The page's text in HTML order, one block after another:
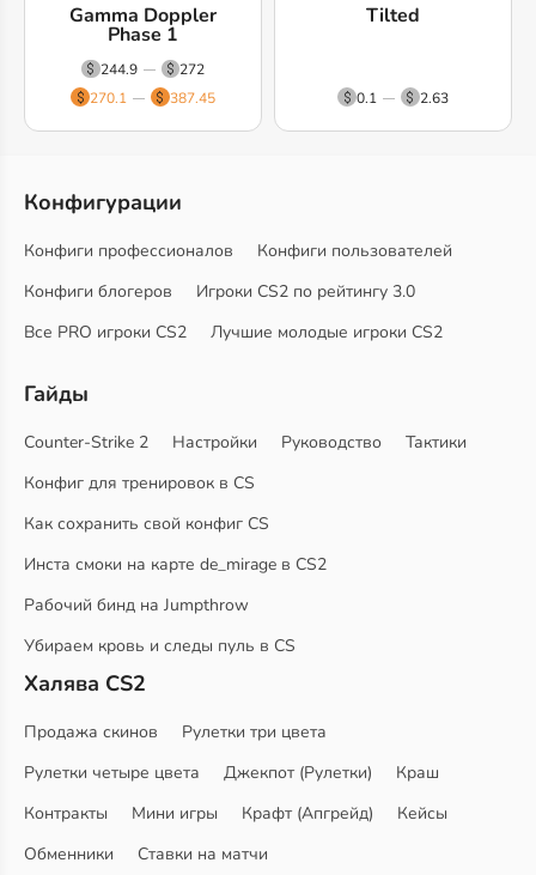
Gamma Doppler
Phase 1
244.9
272
270.1
387.45
Tilted
0.1 2.63
Конфигурации
Конфиги профессионалов
Конфиги пользователей
Конфиги блогеров
Игроки CS2 по рейтингу 3.0
Все PRO игроки CS2
Лучшие молодые игроки CS2
Гайды
Counter-Strike 2 Настройки Руководство
Тактики
Конфиг для тренировок в CS
Как сохранить свой конфиг CS
Инста смоки на карте de_mirage в CS2
Рабочий бинд на Jumpthrow
Убираем кровь и следы пуль в CS
Халява CS2
Продажа скинов
Рулетки три цвета
Рулетки четыре цвета
Джекпот (Рулетки)
Краш
Контракты
Мини игры Крафт (Апгрейд)
Кейсы
Обменники
Ставки на матчи